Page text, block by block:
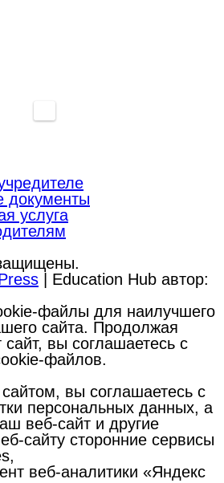
документы
услуга
| Education Hub автор:
файлы для наилучшего
сайта. Продолжая
сайт, вы соглашаетесь с
файлов.
вы соглашаетесь с
персональных данных, а
веб-сайт и другие
сайту сторонние сервисы
веб-аналитики «Яндекс